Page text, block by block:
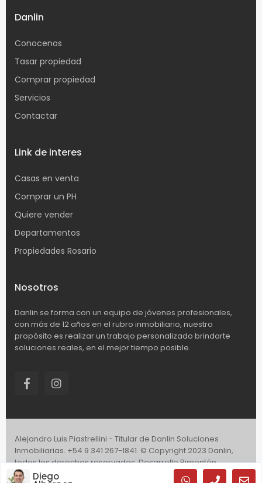
Danlin
Conocenos
Tasar propiedad
Comprar propiedad
Servicios
Contactar
Link de interes
Casas en venta
Comprar un PH
Quiere vender
Departamentos
Propiedades Rosario
Nosotros
Danlin se forma con un equipo de jóvenes profesionales,
con más de 12 años en el rubro inmobiliario, nuestro
propósito es realizar un trabajo personalizado brindarte
soluciones reales, en el mejor tiempo posible.
Alejandro Luis Piastrellini - Titular de Danlin Soluciones
Inmobiliarias. +54 9 341 267-1841. © Copyright 2023 Danlin,
todos los derechos reservados. Desarrollo Pimentón.
Diego